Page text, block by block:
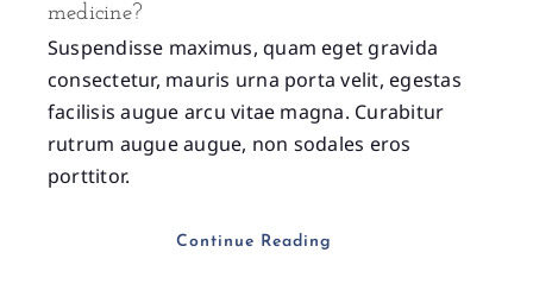
medicine?
Suspendisse maximus, quam eget gravida
consectetur, mauris urna porta velit, egestas
facilisis augue arcu vitae magna. Curabitur
rutrum augue augue, non sodales eros
porttitor.
Continue Reading